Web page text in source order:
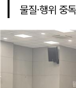
물질·행위 중